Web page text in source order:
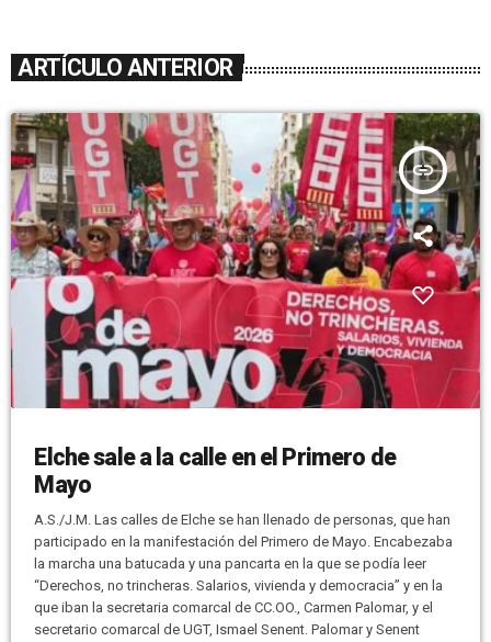
ARTÍCULO ANTERIOR
insert_link
Elche sale a la calle en el Primero de
Mayo
A.S./J.M. Las calles de Elche se han llenado de personas, que han
participado en la manifestación del Primero de Mayo. Encabezaba
la marcha una batucada y una pancarta en la que se podía leer
“Derechos, no trincheras. Salarios, vivienda y democracia” y en la
que iban la secretaria comarcal de CC.OO., Carmen Palomar, y el
secretario comarcal de UGT, Ismael Senent. Palomar y Senent